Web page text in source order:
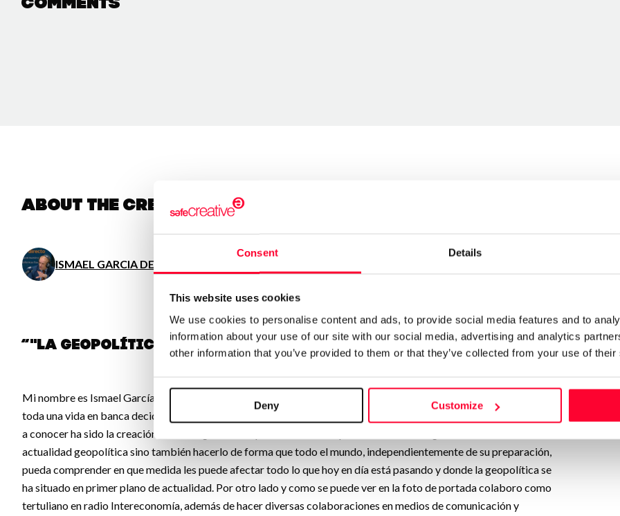
Consent Details
This website uses cookies
We use cookies to personalise content and ads, to provide social media features and to
information about your use of our site with our social media, advertising and analytics
other information that you’ve provided to them or that they’ve collected from your use of
Deny Customize
Comments
About the creator
ISMAEL GARCIA DE SANTOS
“"La geopolítica nos afecta a todos"”
Mi nombre es Ismael García de Santos y soy analista geopolítico y geoestratégico, además de economista. Tras
toda una vida en banca decidí dedicarme a mi pasión de todo la vida, la geopolítica. Mi primer objetivo para darme
a conocer ha sido la creación de un blog donde en primera instancia pueda trasmitir a la gente no solo los temas de
actualidad geopolítica sino también hacerlo de forma que todo el mundo, independientemente de su preparación,
pueda comprender en que medida les puede afectar todo lo que hoy en día está pasando y donde la geopolítica se
ha situado en primer plano de actualidad. Por otro lado y como se puede ver en la foto de portada colaboro como
tertuliano en radio Intereconomía, además de hacer diversas colaboraciones en medios de comunicación y